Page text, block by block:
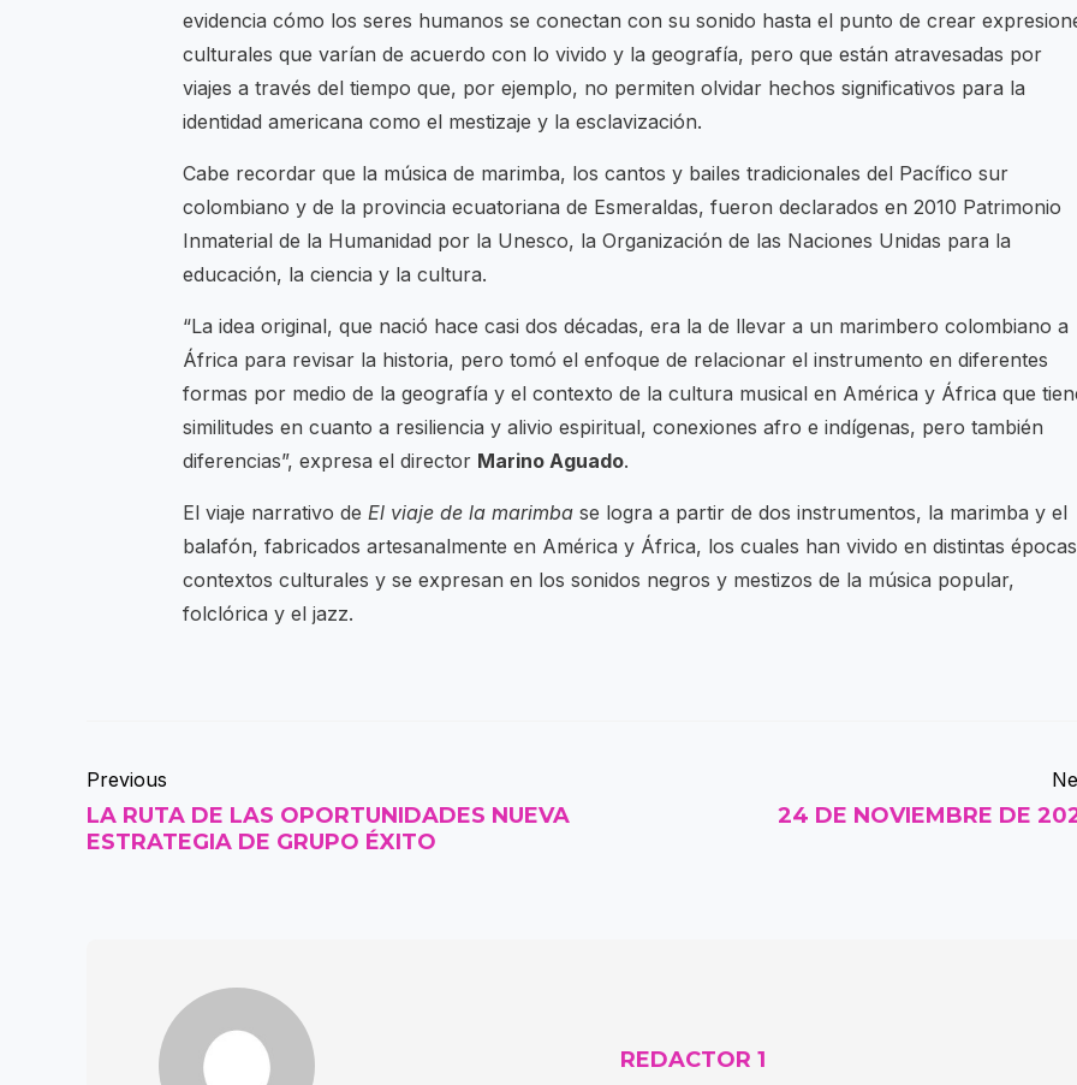
evidencia cómo los seres humanos se conectan con su sonido hasta el punto de crear
culturales que varían de acuerdo con lo vivido y la geografía, pero que están atravesadas por
viajes a través del tiempo que, por ejemplo, no permiten olvidar hechos significativos para la
identidad americana como el mestizaje y la esclavización.
Cabe recordar que la música de marimba, los cantos y bailes tradicionales del Pacífico sur
colombiano y de la provincia ecuatoriana de Esmeraldas, fueron declarados en 2010 Patrimonio
Inmaterial de la Humanidad por la Unesco, la Organización de las Naciones Unidas para la
educación, la ciencia y la cultura.
“La idea original, que nació hace casi dos décadas, era la de llevar a un marimbero colombiano a
África para revisar la historia, pero tomó el enfoque de relacionar el instrumento en diferentes
formas por medio de la geografía y el contexto de la cultura musical en América y África que
similitudes en cuanto a resiliencia y alivio espiritual, conexiones afro e indígenas, pero también
diferencias”, expresa el director Marino Aguado.
El viaje narrativo de El viaje de la marimba se logra a partir de dos instrumentos, la marimba y el
balafón, fabricados artesanalmente en América y África, los cuales han vivido en distintas
contextos culturales y se expresan en los sonidos negros y mestizos de la música popular,
folclórica y el jazz.
Previous
LA RUTA DE LAS OPORTUNIDADES NUEVA
ESTRATEGIA DE GRUPO ÉXITO
24 DE NOVIEMBRE DE
REDACTOR 1